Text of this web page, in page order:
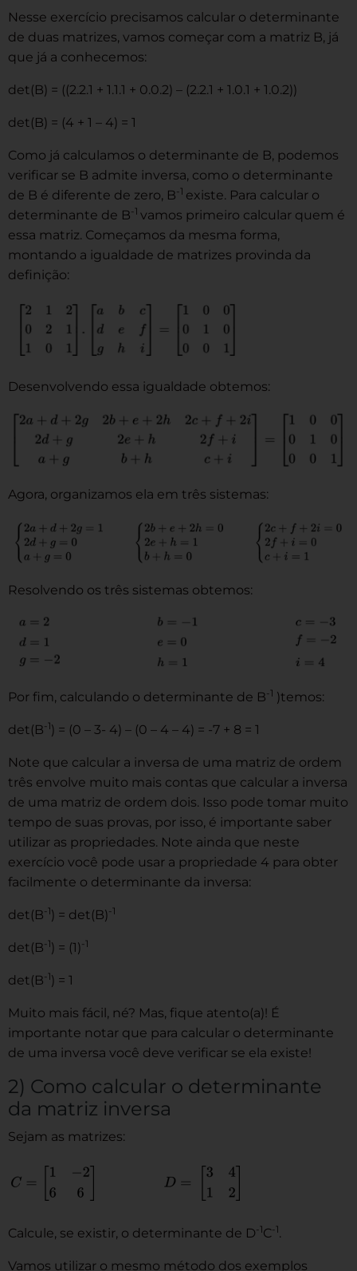
Nesse exercício precisamos calcular o determinante
de duas matrizes, vamos começar com a matriz B, já
que já a conhecemos:
det(B) = ((2.2.1 + 1.1.1 + 0.0.2) – (2.2.1 + 1.0.1 + 1.0.2))
det(B) = (4 + 1 – 4) = 1
Como já calculamos o determinante de B, podemos
verificar se B admite inversa, como o determinante
de B é diferente de zero, B-1 existe. Para calcular o
determinante de B-1 vamos primeiro calcular quem é
essa matriz. Começamos da mesma forma,
montando a igualdade de matrizes provinda da
definição:
Desenvolvendo essa igualdade obtemos:
Agora, organizamos ela em três sistemas:
Resolvendo os três sistemas obtemos:
Por fim, calculando o determinante de B-1 )temos:
det(B-1) = (0 – 3- 4) – (0 – 4 – 4) = -7 + 8 = 1
Note que calcular a inversa de uma matriz de ordem
três envolve muito mais contas que calcular a inversa
de uma matriz de ordem dois. Isso pode tomar muito
tempo de suas provas, por isso, é importante saber
utilizar as propriedades. Note ainda que neste
exercício você pode usar a propriedade 4 para obter
facilmente o determinante da inversa:
det(B-1) = det(B)-1
det(B-1) = (1)-1
det(B-1) = 1
Muito mais fácil, né? Mas, fique atento(a)! É
importante notar que para calcular o determinante
de uma inversa você deve verificar se ela existe!
2) Como calcular o determinante
da matriz inversa
Sejam as matrizes:
Calcule, se existir, o determinante de D-1C-1.
Vamos utilizar o mesmo método dos exemplos